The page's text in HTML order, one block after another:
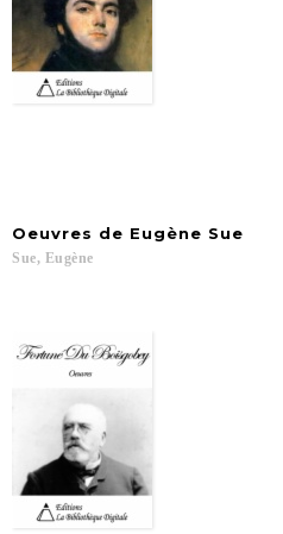
Oeuvres de Eugène Sue
Sue, Eugène